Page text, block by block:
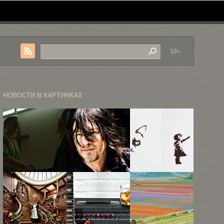
18+
НОВОСТИ В КАРТИНКАХ
ПРЕМЬЕРА!
Netflix
поделился
эксклюзивными
кадрами ...
26 мрачных
портретов
главных
героев ...
22 примера
красивых
рисунков из
...